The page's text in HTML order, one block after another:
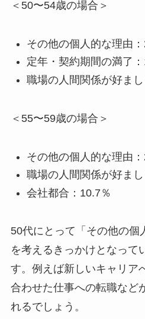
＜50〜54歳の場合＞
その他の個人的な理由
定年・契約期間の満了
職場の人間関係が好ま
＜55〜59歳の場合＞
その他の個人的な理由
職場の人間関係が好ま
会社都合：10.7％
50代にとって「その他の個
を考えるきっかけとなって
す。例えば新しいキャリア
合わせた仕事への転職など
れるでしょう。